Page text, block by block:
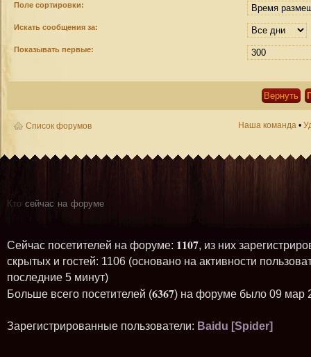
Поле сортировки:
Искать сообщения за:
Показывать первые:
Список форумов Наша команда •
Кто сейчас на форуме
Сейчас посетителей на форуме: 1107, из них
скрытых и гостей: 1106 (основано на активности
последние 5 минут)
Больше всего посетителей (6367) на форуме было 09 мар
Зарегистрированные пользователи: Baidu [Spider]